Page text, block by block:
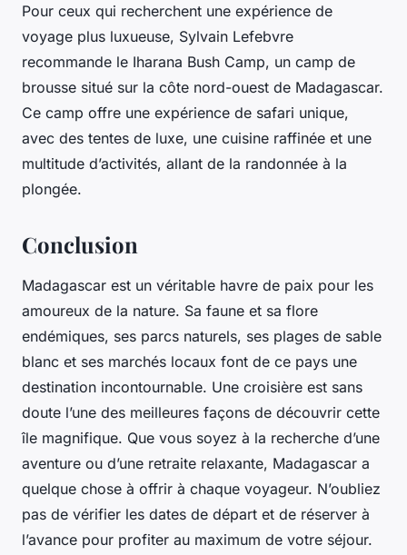
Pour ceux qui recherchent une expérience de
voyage plus luxueuse, Sylvain Lefebvre
recommande le Iharana Bush Camp, un camp de
brousse situé sur la côte nord-ouest de Madagascar.
Ce camp offre une expérience de safari unique,
avec des tentes de luxe, une cuisine raffinée et une
multitude d’activités, allant de la randonnée à la
plongée.
Conclusion
Madagascar est un véritable havre de paix pour les
amoureux de la nature. Sa faune et sa flore
endémiques, ses parcs naturels, ses plages de sable
blanc et ses marchés locaux font de ce pays une
destination incontournable. Une croisière est sans
doute l’une des meilleures façons de découvrir cette
île magnifique. Que vous soyez à la recherche d’une
aventure ou d’une retraite relaxante, Madagascar a
quelque chose à offrir à chaque voyageur. N’oubliez
pas de vérifier les dates de départ et de réserver à
l’avance pour profiter au maximum de votre séjour.